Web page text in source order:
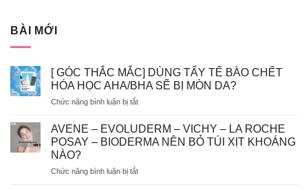
BÀI MỚI
[ GÓC THẮC MẮC] DÙNG TẨY TẾ BÀO CHẾT
HÓA HỌC AHA/BHA SẼ BỊ MÒN DA?
Chức năng bình luận bị tắtở
GÓC
THẮC
MẮC]
TẨY
AVENE – EVOLUDERM – VICHY – LA ROCHE
POSAY – BIODERMA NÊN BỎ TÚI XỊT KHOÁNG
NÀO?
Chức năng bình luận bị tắtở